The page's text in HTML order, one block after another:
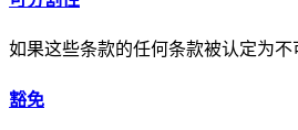
如果这些条款的任何条款被认定为
豁免